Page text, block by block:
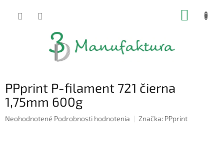
PPprint P-filament 721 čierna
1,75mm 600g
Priemerné
Neohodnotené Podrobnosti hodnotenia Značka: PPprint